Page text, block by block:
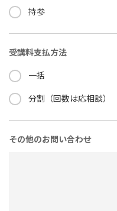
持参
受講料支払方法
一括
分割（回数は応相談）
その他のお問い合わせ